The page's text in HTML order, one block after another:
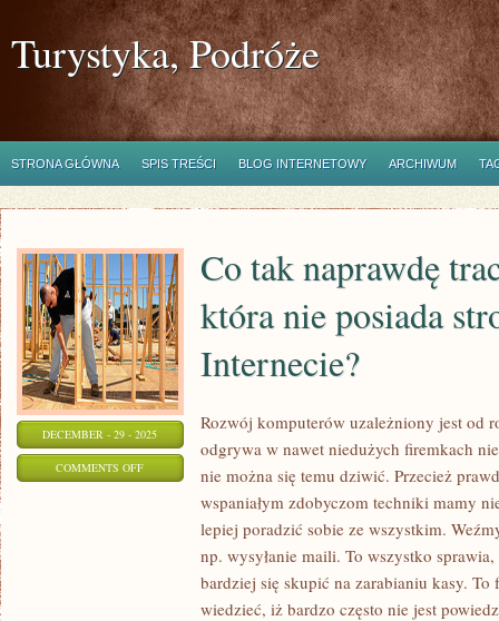
Turystyka, Podróże
STRONA GŁÓWNA SPIS TREŚCI BLOG INTERNETOWY ARCHIWUM
DECEMBER - 29 - 2025
COMMENTS OFFON
Co tak naprawdę
która nie posiada
Internecie?
Rozwój komputerów uzależniony jest od
odgrywa w nawet niedużych firemkach
nie można się temu dziwić. Przecież
wspaniałym zdobyczom techniki mamy
lepiej poradzić sobie ze wszystkim.
np. wysyłanie maili. To wszystko
bardziej się skupić na zarabianiu kasy. To
wiedzieć, iż bardzo często nie jest